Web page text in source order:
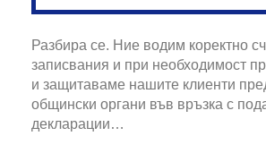
Разбира се. Ние водим коректно
записвания и при необходимост
и защитаваме нашите клиенти
общински органи във връзка с
декларации…